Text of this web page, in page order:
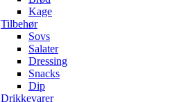
Kage
Tilbehør
Sovs
Salater
Dressing
Snacks
Dip
Drikkevarer